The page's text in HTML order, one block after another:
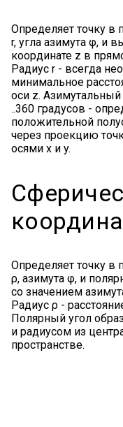
Определяет точку в
r, угла азимута φ, и
координате z в
Радиус r - всегда
минимальное
оси z.
..360 градусов -
положительной
через проекцию
осями x и y.
Определяет точку в
ρ, азимута φ, и
со значением
Радиус ρ -
Полярный угол
и радиусом из
пространстве.